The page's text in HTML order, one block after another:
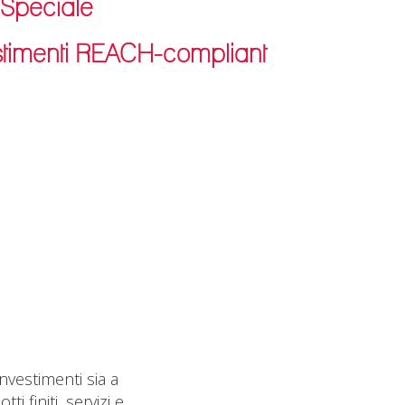
di
REACH-compliant
sia a